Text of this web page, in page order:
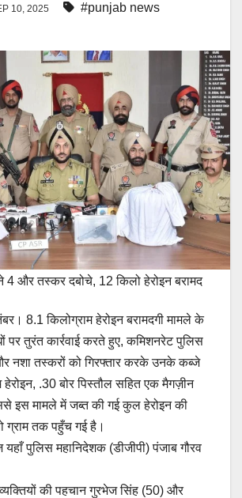
10, 2025 #punjab news
और तस्कर दबोचे, 12 किलो हेरोइन बरामद
8.1 किलोग्राम हेरोइन बरामदगी मामले के
तुरंत कार्रवाई करते हुए, कमिशनरेट पुलिस
नशा तस्करों को गिरफ्तार करके उनके कब्जे
.30 बोर पिस्तौल सहित एक मैगज़ीन
इस मामले में जब्त की गई कुल हेरोइन की
ग्राम तक पहुँच गई है।
पुलिस महानिदेशक (डीजीपी) पंजाब गौरव
व्यक्तियों की पहचान गुरभेज सिंह (50) और